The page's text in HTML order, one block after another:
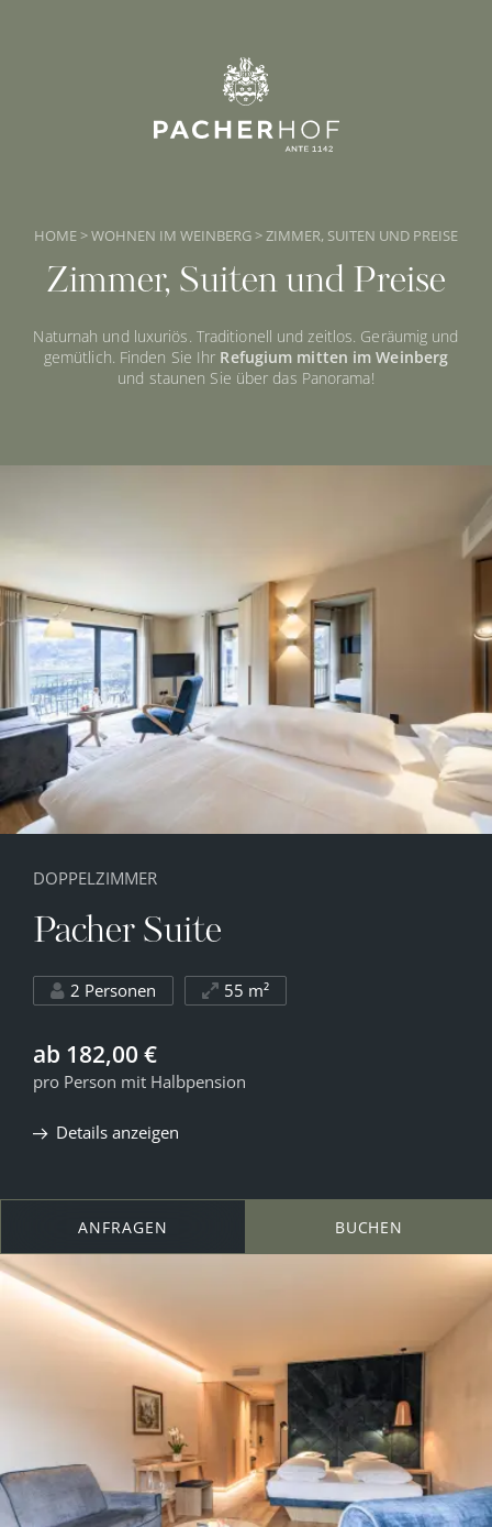
HOME>WOHNEN IM WEINBERG>ZIMMER, SUITEN UND PREISE
Zimmer, Suiten und Preise
Naturnah und luxuriös. Traditionell und zeitlos. Geräumig und
gemütlich. Finden Sie Ihr Refugium mitten im Weinberg
und staunen Sie über das Panorama!
DOPPELZIMMER
Pacher Suite
2 Personen 55 m²
ab 182,00 €
pro Person mit Halbpension
Details anzeigen
ANFRAGEN BUCHEN